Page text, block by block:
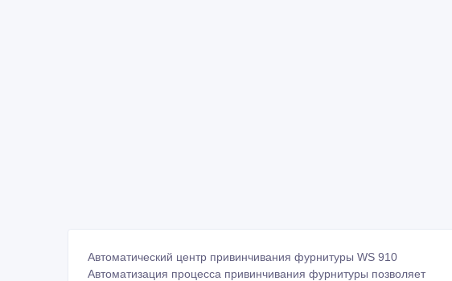
Автоматический центр привинчивания фурнитуры WS 910
Автоматизация процесса привинчивания фурнитуры позволяет